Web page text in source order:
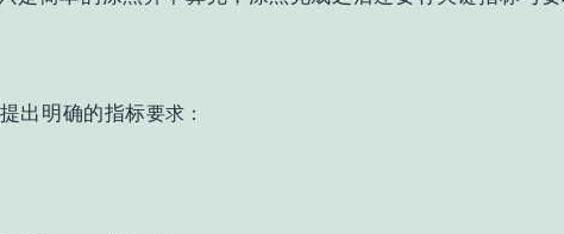
出明确的指标要求：